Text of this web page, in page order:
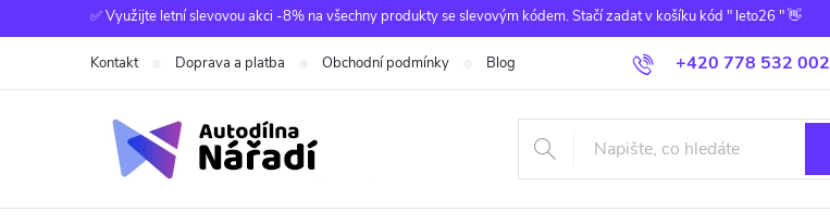
na
✅ Využijte letní slevovou akci -8% na všechny produkty se slevovým kódem. Stačí zadat v košíku kód " leto26 " 👋
+420 778 532 002
Kontakt Doprava a platba Obchodní podmínky Blog